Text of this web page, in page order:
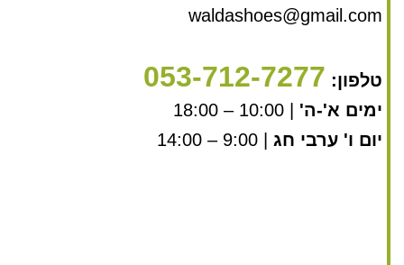
waldashoes@gmail.com
טלפון: 053-712-7277
ימים א'-ה'
יום ו' ערבי חג